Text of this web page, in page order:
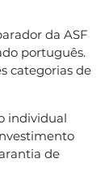
da ASF
português.
categorias de
individual
de